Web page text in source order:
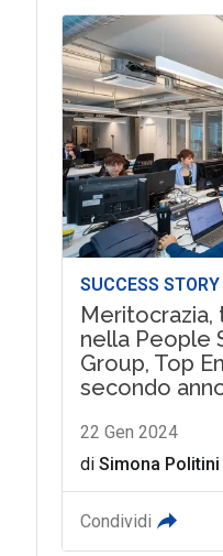
SUCCESS STORY
nella People
Group, Top
secondo
22 Gen 2024
di Simona Politini
Condividi